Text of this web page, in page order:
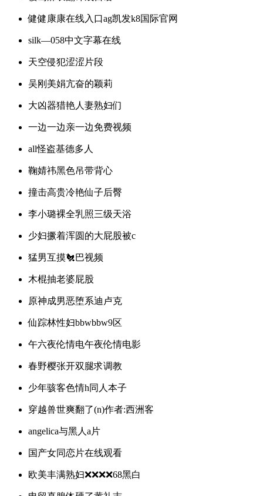
健健康康在线入口ag凯发k8国际官网
silk—058中文字幕在线
天空侵犯涩涩片段
吴刚美娟亢奋的颖莉
大凶器猎艳人妻熟妇们
一边一边亲一边免费视频
all怪盗基德多人
鞠婧祎黑色吊带背心
撞击高贵冷艳仙子后臀
李小璐裸全乳照三级天浴
少妇撅着浑圆的大屁股被c
猛男互摸🐔巴视频
木棍抽老婆屁股
原神成男恶堕系迪卢克
仙踪林性妇bbwbbw9区
午六夜伦情电午夜伦情电影
春野樱张开双腿求调教
少年骇客色情h同人本子
穿越兽世爽翻了(n)作者:西洲客
angelica与黑人a片
国产女同恋片在线观看
欧美丰满熟妇❌❌❌❌68黑白